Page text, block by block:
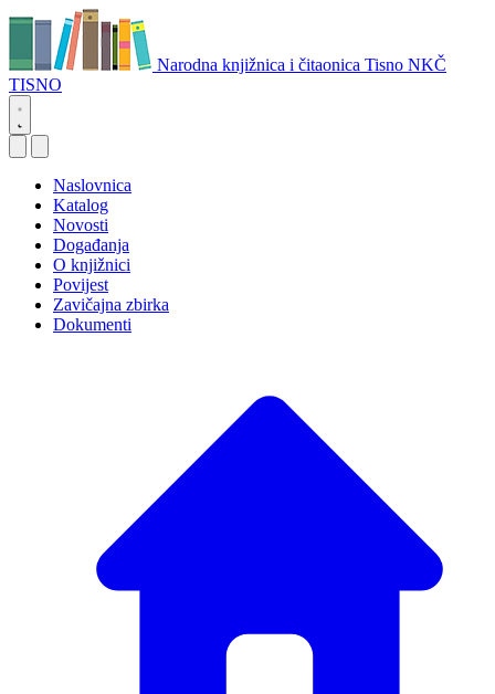
Narodna knjižnica i čitaonica Tisno NKČ
TISNO
Naslovnica
Katalog
Novosti
Događanja
O knjižnici
Povijest
Zavičajna zbirka
Dokumenti